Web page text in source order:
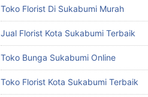
Toko Florist Di Sukabumi Murah
Jual Florist Kota Sukabumi Terbaik
Toko Bunga Sukabumi Online
Toko Florist Kota Sukabumi Terbaik